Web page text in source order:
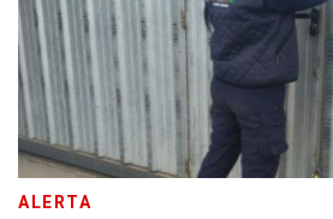
ALERTA